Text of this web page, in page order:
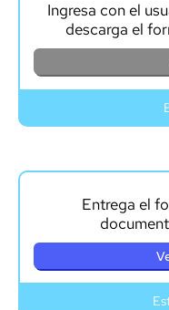
Ingresa con el
descarga el
Entrega el